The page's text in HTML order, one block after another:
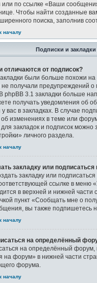
или по ссылке «Ваши
Чтобы найти созданные
поиска, заполнив
началу
Подписки и закладки
отличаются от подписок?
были больше похожи на
получали предупреждений
phpBB 3.1 закладки больше
получать уведомления об
вас в закладках. В случае
изменениях в теме или
закладок и подписок можно
личного раздела.
началу
закладку или
закладку или
ссылке в меню
в верхней и нижней части
пункт «Сообщать мне о
вы также подпишетесь
началу
на определённый
на определённый форум,
на форум» в нижней части
форума.
началу